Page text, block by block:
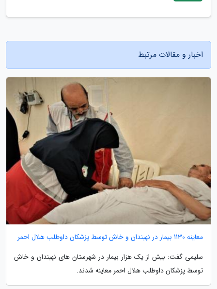
اخبار و مقالات مرتبط
معاینه 1130 بیمار در نهبندان و خاش توسط پزشکان داوطلب هلال احمر
سلیمی گفت: بیش از یک هزار بیمار در شهرستان های نهبندان و خاش
توسط پزشکان داوطلب هلال احمر معاینه شدند.